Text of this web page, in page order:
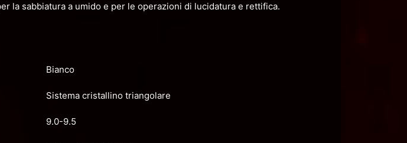
la sabbiatura a umido e per le operazioni di lucidatura e rettifica.
Bianco
Sistema cristallino triangolare
9.0-9.5